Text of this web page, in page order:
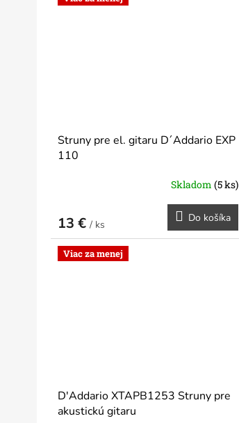
Struny pre el. gitaru D´Addario EXP
110
Skladom (5 ks)
13 € / ks
Do košíka
Viac za menej
D'Addario XTAPB1253 Struny pre
akustickú gitaru